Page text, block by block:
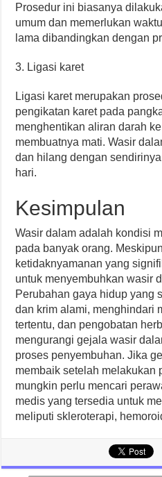
Prosedur ini biasanya
umum dan memerlukan
lama dibandingkan dengan
3. Ligasi karet
Ligasi karet merupakan
pengikatan karet pada
menghentikan aliran darah
membuatnya mati. Wasir
dan hilang dengan
hari.
Kesimpulan
Wasir dalam adalah kondisi
pada banyak orang.
ketidaknyamanan yang
untuk menyembuhkan wasir
Perubahan gaya hidup yang
dan krim alami, menghindari
tertentu, dan pengobatan
mengurangi gejala wasir
proses penyembuhan. Jika
membaik setelah melakukan
mungkin perlu mencari
medis yang tersedia untuk
meliputi skleroterapi,